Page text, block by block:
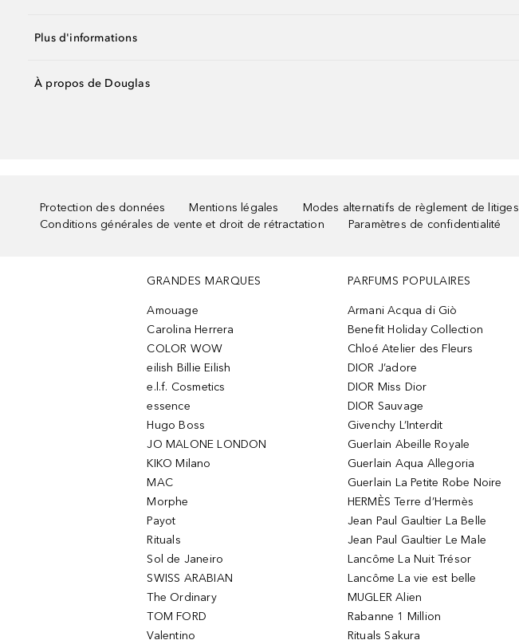
Plus d'informations
À propos de Douglas
Protection des données Mentions légales
Modes alternatifs de règlement de litiges
Conditions générales de vente et droit de rétractation
Paramètres de confidentialité
GRANDES MARQUES
Amouage
Carolina Herrera
COLOR WOW
eilish Billie Eilish
e.l.f. Cosmetics
essence
Hugo Boss
JO MALONE LONDON
KIKO Milano
MAC
Morphe
Payot
Rituals
Sol de Janeiro
SWISS ARABIAN
The Ordinary
TOM FORD
Valentino
PARFUMS POPULAIRES
Armani Acqua di Giò
Benefit Holiday Collection
Chloé Atelier des Fleurs
DIOR J’adore
DIOR Miss Dior
DIOR Sauvage
Givenchy L’Interdit
Guerlain Abeille Royale
Guerlain Aqua Allegoria
Guerlain La Petite Robe Noire
HERMÈS Terre d’Hermès
Jean Paul Gaultier La Belle
Jean Paul Gaultier Le Male
Lancôme La Nuit Trésor
Lancôme La vie est belle
MUGLER Alien
Rabanne 1 Million
Rituals Sakura